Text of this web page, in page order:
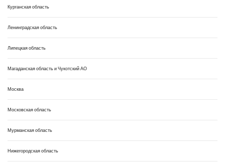
Курганская область
Ленинградская область
Липецкая область
Магаданская область и Чукотский АО
Москва
Московская область
Мурманская область
Нижегородская область